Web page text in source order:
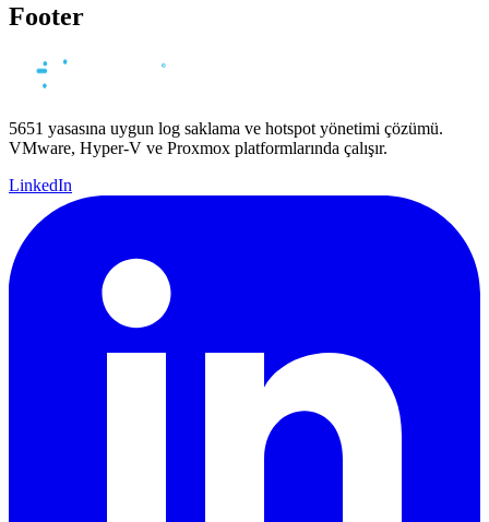
Footer
5651 yasasına uygun log saklama ve hotspot yönetimi çözümü.
VMware, Hyper-V ve Proxmox platformlarında çalışır.
LinkedIn